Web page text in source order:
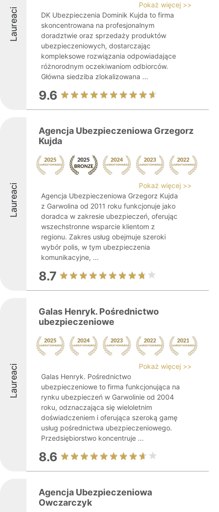
Laureaci
Pokaż więcej >>
DK Ubezpieczenia Dominik Kujda to firma
skoncentrowana na profesjonalnym
doradztwie oraz sprzedaży produktów
ubezpieczeniowych, dostarczając
kompleksowe rozwiązania odpowiadające
różnorodnym oczekiwaniom odbiorców.
Główna siedziba zlokalizowana ...
9.6
Laureaci
Agencja Ubezpieczeniowa Grzegorz
Kujda
Pokaż więcej >>
Agencja Ubezpieczeniowa Grzegorz Kujda
z Garwolina od 2011 roku funkcjonuje jako
doradca w zakresie ubezpieczeń, oferując
wszechstronne wsparcie klientom z
regionu. Zakres usług obejmuje szeroki
wybór polis, w tym ubezpieczenia
komunikacyjne, ...
8.7
Laureaci
Galas Henryk. Pośrednictwo
ubezpieczeniowe
Pokaż więcej >>
Galas Henryk. Pośrednictwo
ubezpieczeniowe to firma funkcjonująca na
rynku ubezpieczeń w Garwolinie od 2004
roku, odznaczająca się wieloletnim
doświadczeniem i oferująca szeroką gamę
usług pośrednictwa ubezpieczeniowego.
Przedsiębiorstwo koncentruje ...
8.6
Agencja Ubezpieczeniowa
Owczarczyk